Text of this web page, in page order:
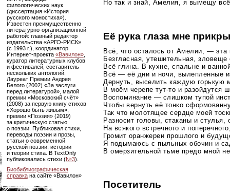
филологических наук
(диссертация «История
русского моностиха»).
Известен преимущественно
литературно-организационной
работой: главный редактор
издательства «АРГО-РИСК»
(с 1993 г.), координатор
Интернет-проекта «Вавилон»,
куратор литературных клубов
и фестивалей, составитель
нескольких антологий.
Лауреат Премии Андрея
Белого (2002) «За заслуги
перед литературой», малой
премии «Московский счёт»
(2008) за первую книгу стихов
«Хорошо быть живым»,
премии «Поэзия» (2019)
за критическую статью
о поэзии. Публиковал стихи,
переводы поэзии и прозы,
статьи о современной
русской поэзии, истории
и теории стиха. В TextOnly
публиковались стихи (№3).
Биобиблиографическая
справкана сайте «Вавилон»
Но так и знай, Амелия, я вымещу
Её рука глаза мне
Всё, что осталось от Амелии, — эта
Безгласная, утешительная,
Всё глина. В кухне, спальне и
Всё — её дни и ночи, вылепленные
Дернуть, выселить каждую
В моём черепетут-то и разойдутся
Воспоминание — слишком тупой
Чтобы вернуть её тонко
Так что молотящее сердце моей
Разносит головы, стаканы и стулья,
На всякого встречного и
Громит оранжереи прошлого и
Я подымаюсь с пыльных обочин и
В омерзительной тьме предо мной
Посетитель